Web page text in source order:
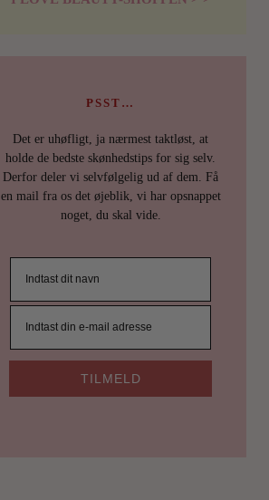
PSST…
Det er uhøfligt, ja nærmest taktløst, at
holde de bedste skønhedstips for sig selv.
Derfor deler vi selvfølgelig ud af dem. Få
en mail fra os det øjeblik, vi har opsnappet
noget, du skal vide.
TILMELD